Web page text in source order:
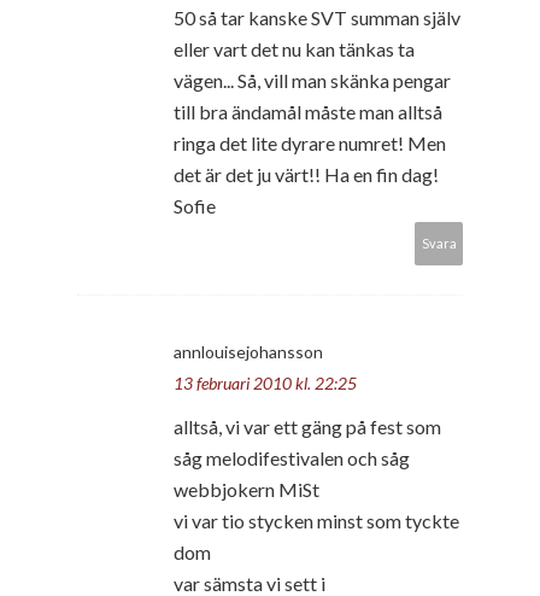
50 så tar kanske SVT summan själv
eller vart det nu kan tänkas ta
vägen... Så, vill man skänka pengar
till bra ändamål måste man alltså
ringa det lite dyrare numret! Men
det är det ju värt!! Ha en fin dag!
Sofie
Svara
annlouisejohansson
13 februari 2010 kl. 22:25
alltså, vi var ett gäng på fest som
såg melodifestivalen och såg
webbjokern MiSt
vi var tio stycken minst som tyckte
dom
var sämsta vi sett i